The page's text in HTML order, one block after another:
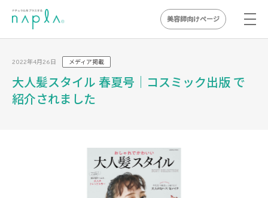
content
美容師向けページ
2022年4月26日 メディア掲載
大人髪スタイル 春夏号｜コスミック出版 で
紹介されました